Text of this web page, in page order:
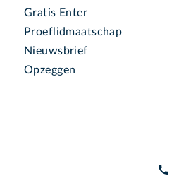
Gratis Enter
Proeflidmaatschap
Nieuwsbrief
Opzeggen